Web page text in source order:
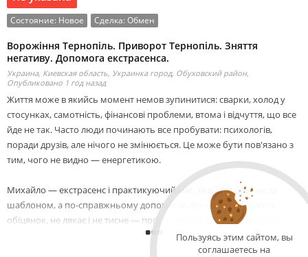
Пользуясь этим сайтом, вы
соглашаетесь на
Состояние: Новое Сделка: Обмен
Ворожіння Тернопіль. Приворот Тернопіль. Зняття
негативу. Допомога екстрасенса.
Украина, Киевская область, Украинка город, Обуховский район,
Опубликовано 1 год назад
Життя може в якийсь момент немов зупинитися: сварки, холод у
стосунках, самотність, фінансові проблеми, втома і відчуття, що все
йде не так. Часто люди починають все пробувати: психологів,
поради друзів, але нічого не змінюється. Це може бути пов'язано з
тим, чого не видно — енергетикою.
Михайло — екстрасенс і практикуючий маг, який працює не за
шаблоном, а по-справжньому допомагає. Він не дає порожніх
обіцянок, не лякає і не тисне — просто спокійно розбирається в
ситуації і робить свою роботу. Його мета — не просто «прибрати
проблему», а дати людині можливість вийти на новий, світлий етап